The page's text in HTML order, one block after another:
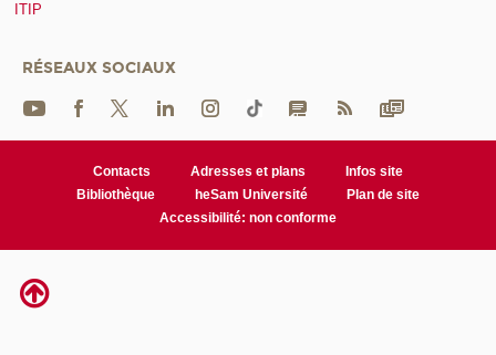
ITIP
RÉSEAUX SOCIAUX
Contacts Adresses et plans
Infos site
Bibliothèque
heSam Université
Plan de site
Accessibilité: non conforme